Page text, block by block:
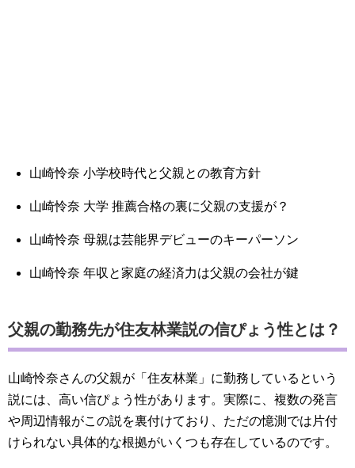
山崎怜奈 小学校時代と父親との教育方針
山崎怜奈 大学 推薦合格の裏に父親の支援が？
山崎怜奈 母親は芸能界デビューのキーパーソン
山崎怜奈 年収と家庭の経済力は父親の会社が鍵
父親の勤務先が住友林業説の信ぴょう性とは？
山崎怜奈さんの父親が「住友林業」に勤務しているという
説には、高い信ぴょう性があります。実際に、複数の発言
や周辺情報がこの説を裏付けており、ただの憶測では片付
けられない具体的な根拠がいくつも存在しているのです。